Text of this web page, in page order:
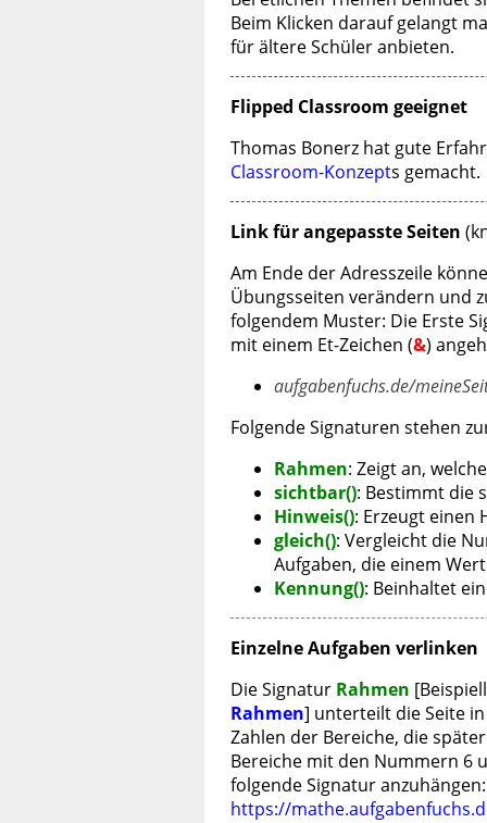
Beim Klicken darauf gelangt
für ältere Schüler anbieten.
Flipped Classroom geeignet
Thomas Bonerz hat gute
Classroom-Konzepts gemacht.
Link für angepasste Seiten
Am Ende der Adresszeile
Übungsseiten verändern und
folgendem Muster: Die Erste
mit einem Et-Zeichen (&)
aufgabenfuchs.de/
Folgende Signaturen stehen
Rahmen: Zeigt an,
sichtbar(): Bestimmt die
Hinweis(): Erzeugt einen
gleich(): Vergleicht die
Aufgaben, die einem
Kennung(): Beinhaltet
Einzelne Aufgaben verlinken
Die Signatur Rahmen
Rahmen] unterteilt die Seite
Zahlen der Bereiche, die
Bereiche mit den Nummern 6
folgende Signatur
https://